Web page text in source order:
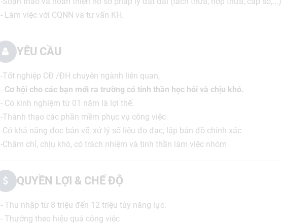
- Làm việc với CQNN và tư vấn KH.
YÊU CẦU
-Tốt nghiệp CĐ /ĐH chuyên ngành liên quan,
- Cơ hội cho các bạn mới ra trường có tinh thần học hỏi và chịu khó.
- Có kinh nghiệm từ 01 năm là lợi thế.
-Thành thạo các phần mềm phục vụ công việc
-Có khả năng đọc bản vẽ, xử lý số liệu đo đạc, lập bản đồ chính xác
-Chăm chỉ, chịu khó, có trách nhiệm và tinh thần làm việc nhóm
QUYỀN LỢI & CHẾ ĐỘ
- Thu nhập từ 8 triệu đến 12 triệu tùy năng lực.
- Thưởng theo hiệu quả công việc